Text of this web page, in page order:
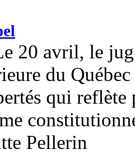
20 avril, le
du
qui reflète
Pellerin